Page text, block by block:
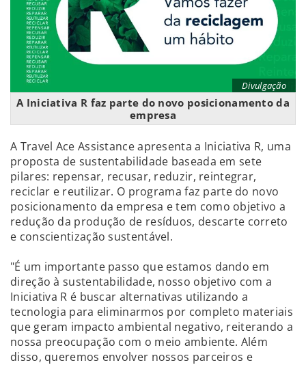
Divulgação
A Iniciativa R faz parte do novo posicionamento da
empresa
A Travel Ace Assistance apresenta a Iniciativa R, uma
proposta de sustentabilidade baseada em sete
pilares: repensar, recusar, reduzir, reintegrar,
reciclar e reutilizar. O programa faz parte do novo
posicionamento da empresa e tem como objetivo a
redução da produção de resíduos, descarte correto
e conscientização sustentável.
"É um importante passo que estamos dando em
direção à sustentabilidade, nosso objetivo com a
Iniciativa R é buscar alternativas utilizando a
tecnologia para eliminarmos por completo materiais
que geram impacto ambiental negativo, reiterando a
nossa preocupação com o meio ambiente. Além
disso, queremos envolver nossos parceiros e